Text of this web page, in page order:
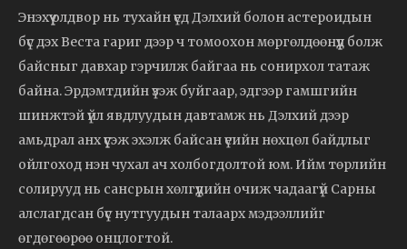
Энэхүү олдвор нь тухайн үед Дэлхий болон астероидын
бүс дэх Веста гариг дээр ч томоохон мөргөлдөөнүүд болж
байсныг давхар гэрчилж байгаа нь сонирхол татаж
байна. Эрдэмтдийн үзэж буйгаар, эдгээр гамшгийн
шинжтэй үйл явдлуудын давтамж нь Дэлхий дээр
амьдрал анх үүсэж эхэлж байсан үеийн нөхцөл байдлыг
ойлгоход нэн чухал ач холбогдолтой юм. Ийм төрлийн
солирууд нь сансрын хөлгүүдийн очиж чадаагүй Сарны
алслагдсан бүс нутгуудын талаарх мэдээллийг
өгдөгөөрөө онцлогтой.